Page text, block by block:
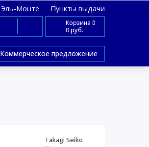
Эль-Монте Пункты выдачи
Корзина 0
0 руб.
Коммерческое предложение
Takagi Seiko